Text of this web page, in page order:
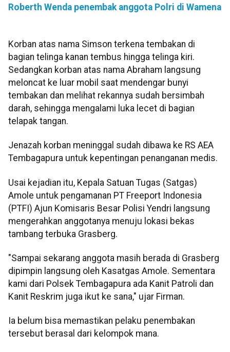
Roberth Wenda penembak anggota Polri di Wamena
Korban atas nama Simson terkena tembakan di
bagian telinga kanan tembus hingga telinga kiri.
Sedangkan korban atas nama Abraham langsung
meloncat ke luar mobil saat mendengar bunyi
tembakan dan melihat rekannya sudah bersimbah
darah, sehingga mengalami luka lecet di bagian
telapak tangan.
Jenazah korban meninggal sudah dibawa ke RS AEA
Tembagapura untuk kepentingan penanganan medis.
Usai kejadian itu, Kepala Satuan Tugas (Satgas)
Amole untuk pengamanan PT Freeport Indonesia
(PTFI) Ajun Komisaris Besar Polisi Yendri langsung
mengerahkan anggotanya menuju lokasi bekas
tambang terbuka Grasberg.
"Sampai sekarang anggota masih berada di Grasberg
dipimpin langsung oleh Kasatgas Amole. Sementara
kami dari Polsek Tembagapura ada Kanit Patroli dan
Kanit Reskrim juga ikut ke sana," ujar Firman.
Ia belum bisa memastikan pelaku penembakan
tersebut berasal dari kelompok mana.